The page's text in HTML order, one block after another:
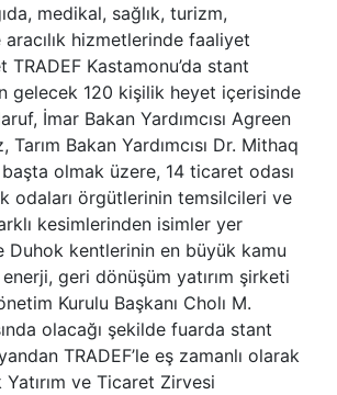
medikal, sağlık, turizm,
aracılık hizmetlerinde faaliyet
Kastamonu’da stant
gelecek 120 kişilik heyet içerisinde
İmar Bakan Yardımcısı Agreen
Bakan Yardımcısı Dr. Mithaq
olmak üzere, 14 ticaret odası
odaları örgütlerinin temsilcileri ve
kesimlerinden isimler yer
Duhok kentlerinin en büyük kamu
geri dönüşüm yatırım şirketi
Kurulu Başkanı Cholı M.
olacağı şekilde fuarda stant
TRADEF’le eş zamanlı olarak
ve Ticaret Zirvesi